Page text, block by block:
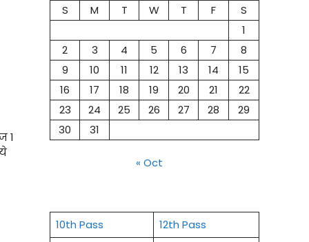
1
S
M T W T F
S
1
2
3 4 5 6 7
8
9
10 11 12 13 14
15
16
17 18 19 20 21
22
23
24 25 26 27 28
29
30
31
« Oct
10th Pass
12th Pass